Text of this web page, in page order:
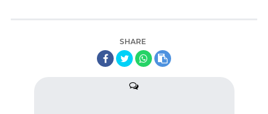
SHARE